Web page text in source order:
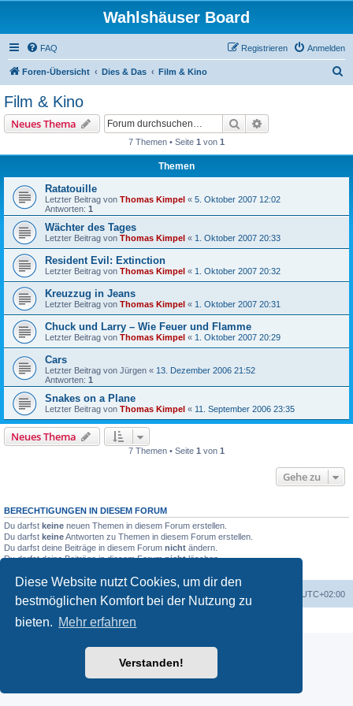
Diese Website nutzt Cookies, um dir den
bestmöglichen Komfort bei der Nutzung zu
bieten. Mehr erfahren
Verstanden!
Wahlshäuser Board
FAQ Anmelden
Registrieren
Foren-Übersicht Dies & Das Film & Kino
Film & Kino
Neues Thema Suche
7 Themen • Seite 1 von 1
Themen
Ratatouille
Letzter Beitrag von Thomas Kimpel « 5. Oktober 2007 12:02
Antworten: 1
Wächter des Tages
Letzter Beitrag von Thomas Kimpel « 1. Oktober 2007 20:33
Resident Evil: Extinction
Letzter Beitrag von Thomas Kimpel « 1. Oktober 2007 20:32
Kreuzzug in Jeans
Letzter Beitrag von Thomas Kimpel « 1. Oktober 2007 20:31
Chuck und Larry – Wie Feuer und Flamme
Letzter Beitrag von Thomas Kimpel « 1. Oktober 2007 20:29
Cars
Letzter Beitrag von Jürgen « 13. Dezember 2006 21:52
Antworten: 1
Snakes on a Plane
Letzter Beitrag von Thomas Kimpel « 11. September 2006 23:35
Neues Thema
7 Themen • Seite 1 von 1
Gehe zu
BERECHTIGUNGEN IN DIESEM FORUM
Du darfst keine neuen Themen in diesem Forum erstellen.
Du darfst keineAntworten zu Themen in diesem Forum erstellen.
Du darfst deine Beiträge in diesem Forum nicht ändern.
Du darfst deine Beiträge in diesem Forumnichtlöschen.
Foren-Übersicht UTC+02:00
Powered by
Deutsche Übersetzung durch